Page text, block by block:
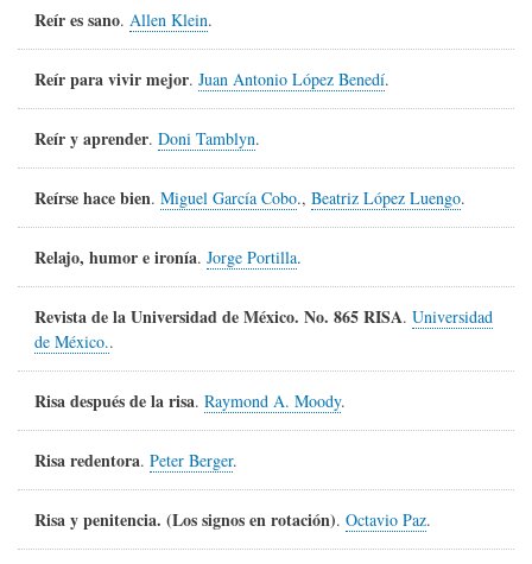
Reír es sano. Allen Klein.
Reír para vivir mejor. Juan Antonio López Benedí.
Reír y aprender. Doni Tamblyn.
Reírse hace bien. Miguel García Cobo., Beatriz López Luengo.
Relajo, humor e ironía. Jorge Portilla.
Revista de la Universidad de México. No. 865 RISA. Universidad
de México..
Risa después de la risa. Raymond A. Moody.
Risa redentora. Peter Berger.
Risa y penitencia. (Los signos en rotación). Octavio Paz.